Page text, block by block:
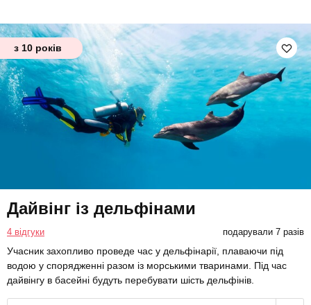
з 10 років
Дайвінг із дельфінами
4 відгуки подарували 7 разів
Учасник захопливо проведе час у дельфінарії, плаваючи під
водою у спорядженні разом із морськими тваринами. Під час
дайвінгу в басейні будуть перебувати шість дельфінів.